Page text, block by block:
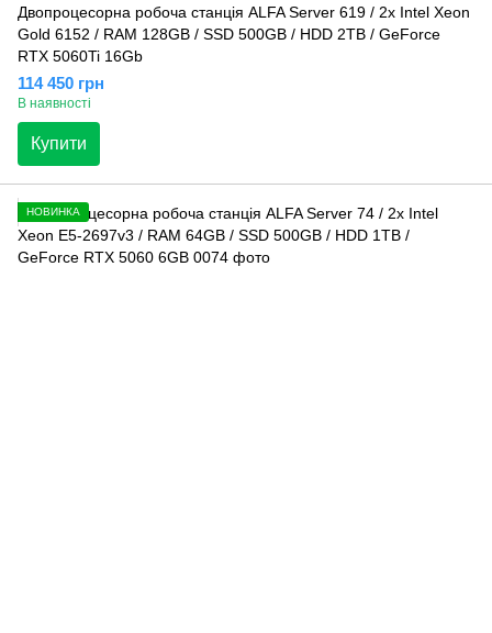
Двопроцесорна робоча станція ALFA Server 619 / 2x Intel Xeon
Gold 6152 / RAM 128GB / SSD 500GB / HDD 2TB / GeForce
RTX 5060Ti 16Gb
114 450 грн
В наявності
Купити
НОВИНКА